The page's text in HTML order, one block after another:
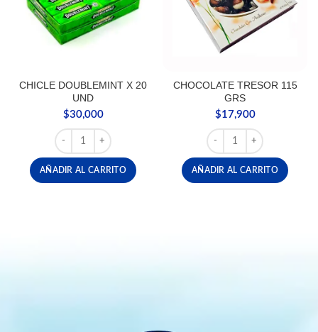
CHICLE DOUBLEMINT X 20
UND
$30,000
CHICLE DOUBLEMINT X 20 UND cantidad
AÑADIR AL CARRITO
CHOCOLATE TRESOR 115
GRS
$17,900
CHOCOLATE TRESOR
AÑADIR AL CARRITO